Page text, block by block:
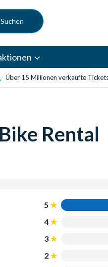
Über 15 Millionen verkaufte
Rental
5
4
3
2